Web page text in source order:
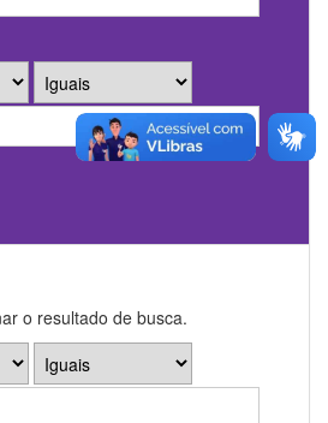
o resultado de busca.